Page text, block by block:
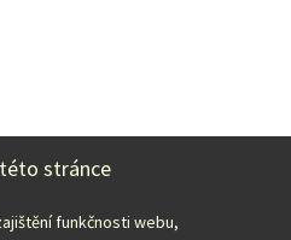
stránce
funkčnosti webu,